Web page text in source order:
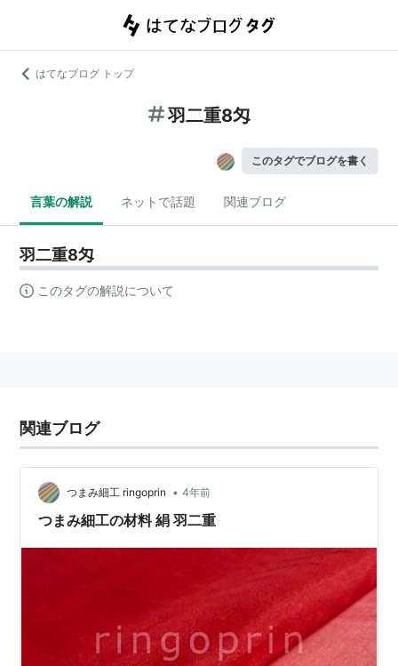
はてなブログ トップ
羽二重8匁
このタグでブログを書く
言葉の解説 ネットで話題 関連ブログ
羽二重8匁
このタグの解説について
関連ブログ
つまみ細工 ringoprin • 4年前
つまみ細工の材料 絹 羽二重